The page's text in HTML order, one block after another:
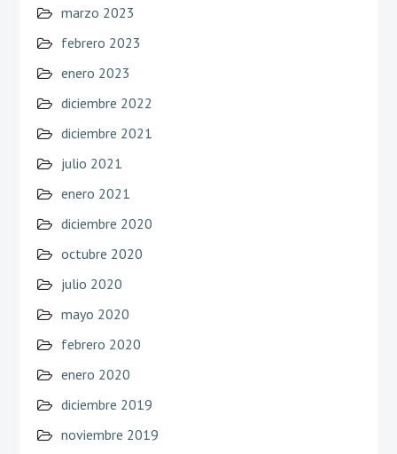
marzo 2023
febrero 2023
enero 2023
diciembre 2022
diciembre 2021
julio 2021
enero 2021
diciembre 2020
octubre 2020
julio 2020
mayo 2020
febrero 2020
enero 2020
diciembre 2019
noviembre 2019